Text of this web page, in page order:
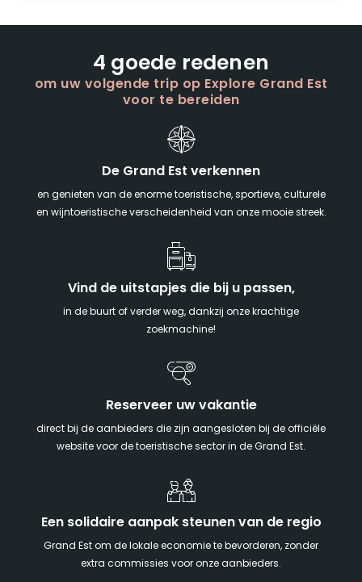
4 goede redenen
om uw volgende trip op Explore Grand Est
voor te bereiden
De Grand Est verkennen
en genieten van de enorme toeristische, sportieve, culturele
en wijntoeristische verscheidenheid van onze mooie streek.
Vind de uitstapjes die bij u passen,
in de buurt of verder weg, dankzij onze krachtige
zoekmachine!
Reserveer uw vakantie
direct bij de aanbieders die zijn aangesloten bij de officiële
website voor de toeristische sector in de Grand Est.
Een solidaire aanpak steunen van de regio
Grand Est om de lokale economie te bevorderen, zonder
extra commissies voor onze aanbieders.